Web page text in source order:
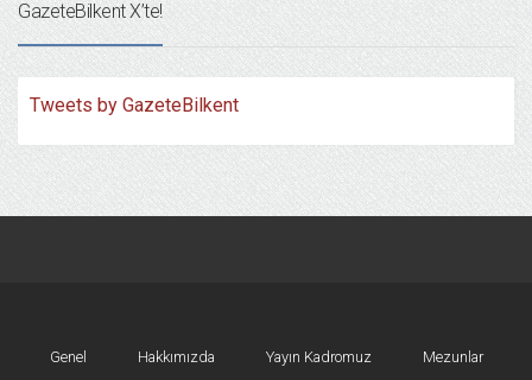
GazeteBilkent X’te!
Tweets by GazeteBilkent
Genel Hakkımızda Yayın Kadromuz Mezunlar